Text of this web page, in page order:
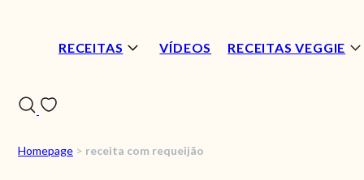
RECEITAS VÍDEOS RECEITAS VEGGIE
Homepage > receita com requeijão